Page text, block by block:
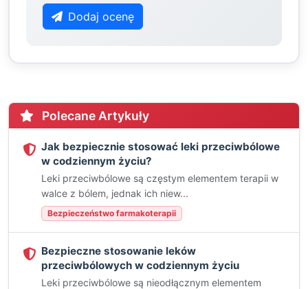
Dodaj ocenę
Polecane Artykuły
Jak bezpiecznie stosować leki przeciwbólowe
w codziennym życiu?
Leki przeciwbólowe są częstym elementem terapii w
walce z bólem, jednak ich niew...
Bezpieczeństwo farmakoterapii
Bezpieczne stosowanie leków
przeciwbólowych w codziennym życiu
Leki przeciwbólowe są nieodłącznym elementem